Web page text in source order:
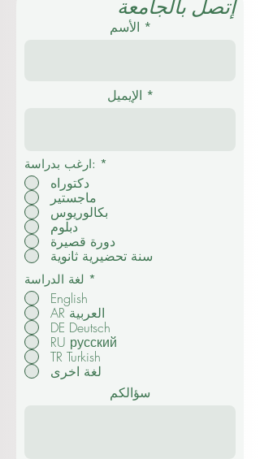
إتصل بالجامعة
ارغب بدراسة:
دكتوراه
ماجستير
بكالوريوس
دبلوم
دورة قصيرة
سنة تحضيرية ثانوية
لغة الدراسة *
English
AR العربية
DE Deutsch
RU русский